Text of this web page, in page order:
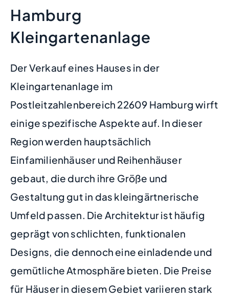
Hamburg
Kleingartenanlage
Der Verkauf eines Hauses in der
Kleingartenanlage im
Postleitzahlenbereich 22609 Hamburg wirft
einige spezifische Aspekte auf. In dieser
Region werden hauptsächlich
Einfamilienhäuser und Reihenhäuser
gebaut, die durch ihre Größe und
Gestaltung gut in das kleingärtnerische
Umfeld passen. Die Architektur ist häufig
geprägt von schlichten, funktionalen
Designs, die dennoch eine einladende und
gemütliche Atmosphäre bieten. Die Preise
für Häuser in diesem Gebiet variieren stark